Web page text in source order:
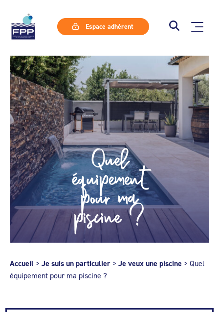
Espace adhérent
Quel
équipement
pour ma
piscine ?
Accueil > Je suis un particulier > Je veux une piscine > Quel
équipement pour ma piscine ?